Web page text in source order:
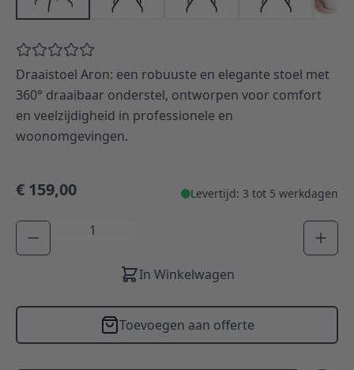
Draaistoel Aron: een robuuste en elegante stoel met
360° draaibaar onderstel, ontworpen voor comfort
en veelzijdigheid in professionele en
woonomgevingen.
€ 159,00 Levertijd: 3 tot 5 werkdagen
Aantal
In Winkelwagen
Toevoegen aan offerte